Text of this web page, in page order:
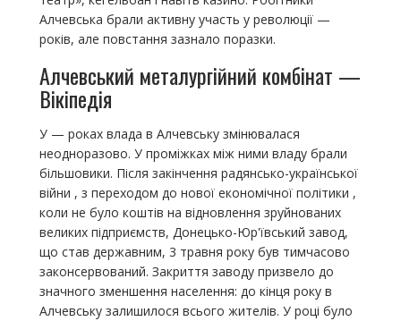
Алчевська брали активну участь у революції —
років, але повстання зазнало поразки.
Алчевський металургійний комбінат —
Вікіпедія
У — роках влада в Алчевську змінювалася
неодноразово. У проміжках між ними владу брали
більшовики. Після закінчення радянсько-української
війни , з переходом до нової економічної політики ,
коли не було коштів на відновлення зруйнованих
великих підприємств, Донецько-Юр'ївський завод,
що став державним, 3 травня року був тимчасово
законсервований. Закриття заводу призвело до
значного зменшення населення: до кінця року в
Алчевську залишилося всього жителів. У році було